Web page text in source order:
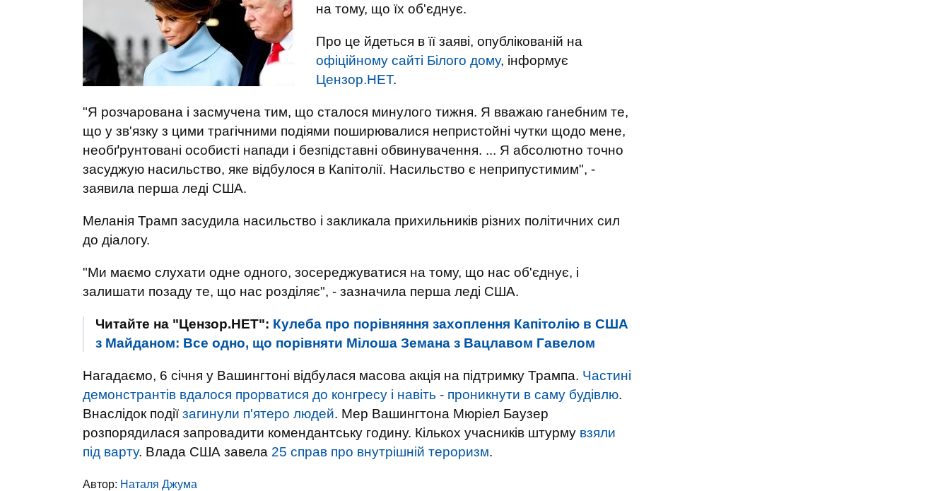
на тому, що їх об'єднує.
Про це йдеться в її заяві, опублікованій на
офіційному сайті Білого дому, інформує
Цензор.НЕТ.
"Я розчарована і засмучена тим, що сталося минулого тижня. Я вважаю ганебним те,
що у зв'язку з цими трагічними подіями поширювалися непристойні чутки щодо мене,
необґрунтовані особисті напади і безпідставні обвинувачення. ... Я абсолютно точно
засуджую насильство, яке відбулося в Капітолії. Насильство є неприпустимим", -
заявила перша леді США.
Меланія Трамп засудила насильство і закликала прихильників різних політичних сил
до діалогу.
"Ми маємо слухати одне одного, зосереджуватися на тому, що нас об'єднує, і
залишати позаду те, що нас розділяє", - зазначила перша леді США.
Читайте на "Цензор.НЕТ": Кулеба про порівняння захоплення Капітолію в США
з Майданом: Все одно, що порівняти Мілоша Земана з Вацлавом Гавелом
Нагадаємо, 6 січня у Вашингтоні відбулася масова акція на підтримку Трампа. Частині
демонстрантів вдалося прорватися до конгресу і навіть - проникнути в саму будівлю.
Внаслідок події загинули п'ятеро людей. Мер Вашингтона Мюріел Баузер
розпорядилася запровадити комендантську годину. Кількох учасників штурму взяли
під варту. Влада США завела 25 справ про внутрішній тероризм.
Автор: Наталя Джума